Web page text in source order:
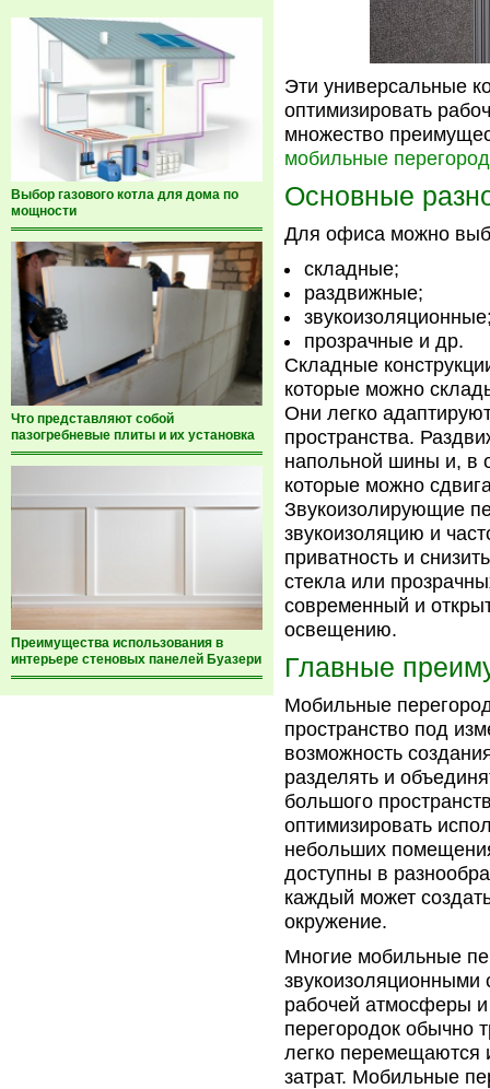
Выбор газового котла для дома по
мощности
Что представляют собой
пазогребневые плиты и их установка
Преимущества использования в
интерьере стеновых панелей Буазери
Эти универсальные
оптимизировать
множество
мобильные
Основные
Для офиса можно
складные;
раздвижные;
прозрачные и др.
Складные
которые можно
Они легко
пространства.
напольной шины и, в
которые можно
Звукоизолирующие
звукоизоляцию и
приватность и
стекла или
современный и
освещению.
Главные
Мобильные
пространство под
возможность
разделять и
большого
оптимизировать
небольших
доступны в
каждый может
окружение.
Многие мобильные
звукоизоляционными
рабочей атмосферы
перегородок обычно
легко перемещаются
затрат. Мобильные